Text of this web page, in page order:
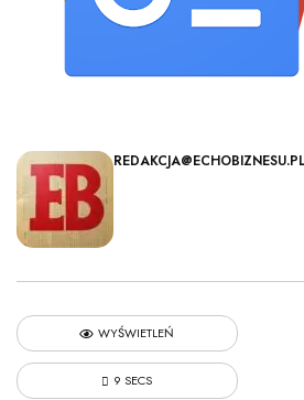
REDAKCJA@ECHOBIZNESU.PL
WYŚWIETLEŃ
9 SECS